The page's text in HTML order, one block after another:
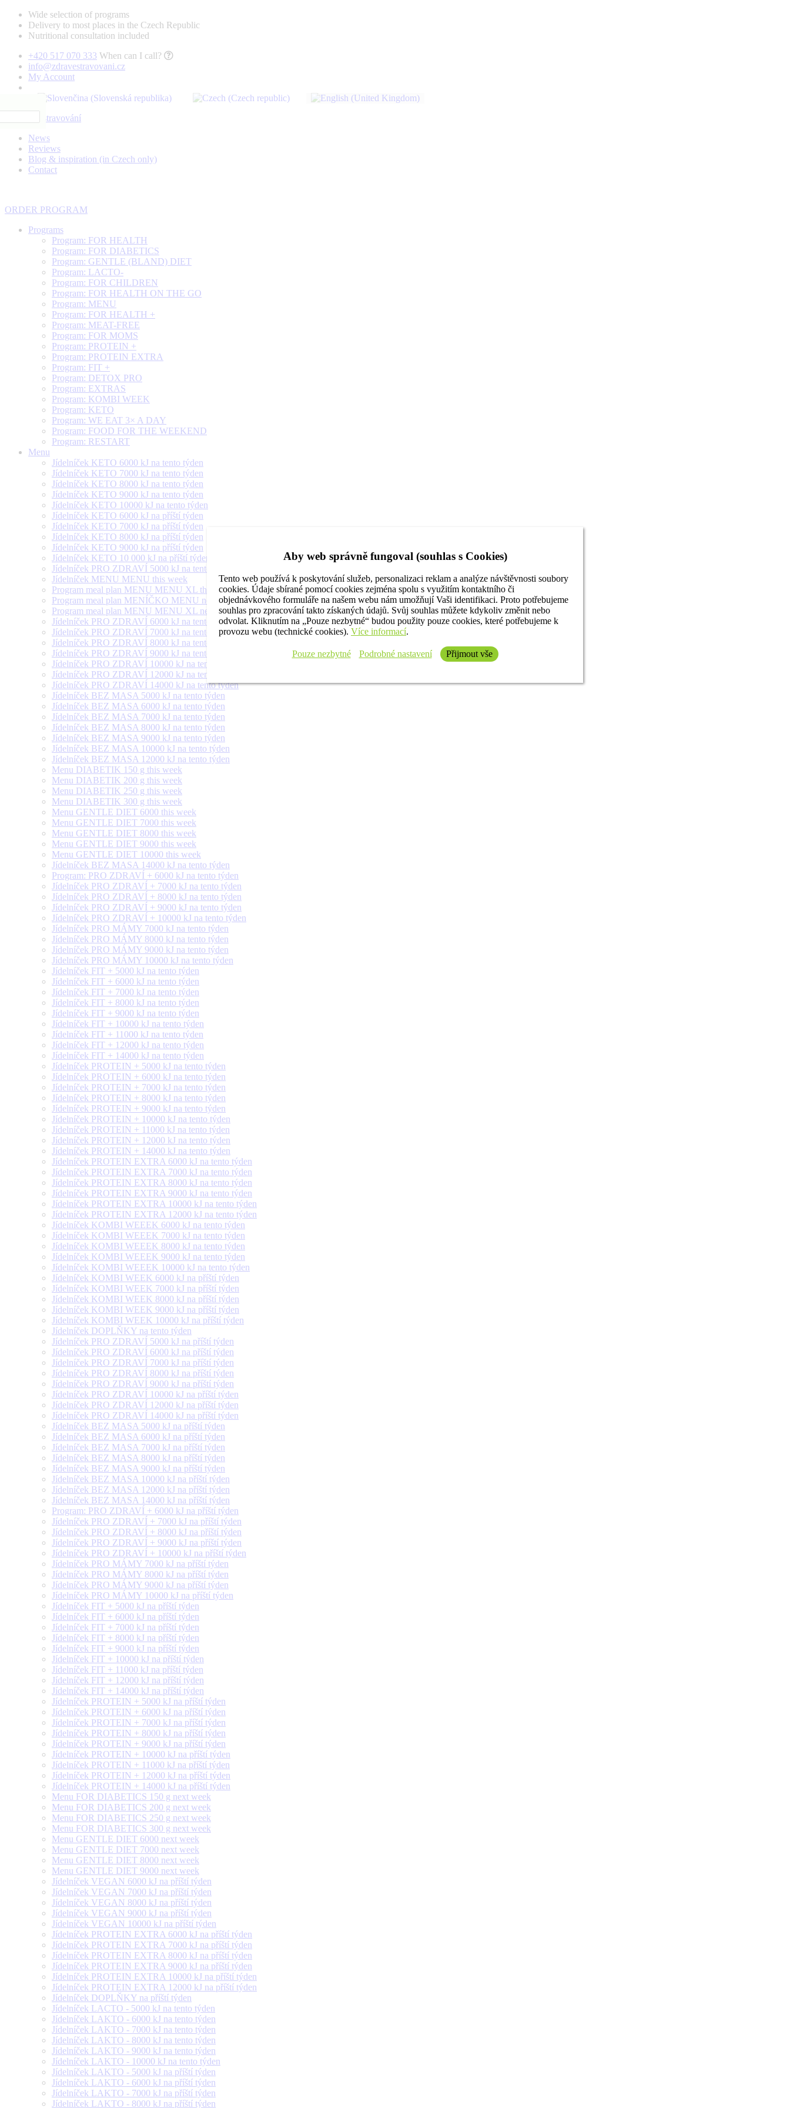
Aby web správně fungoval (souhlas s Cookies)
Tento web používá k poskytování služeb, personalizaci reklam a analýze návštěvnosti soubory
cookies. Údaje sbírané pomocí cookies zejména spolu s využitím kontaktního či
objednávkového formuláře na našem webu nám umožňují Vaši identifikaci. Proto potřebujeme
souhlas pro zpracování takto získaných údajů. Svůj souhlas můžete kdykoliv změnit nebo
odvolat. Kliknutím na „Pouze nezbytné“ budou použity pouze cookies, které potřebujeme k
provozu webu (technické cookies). Více informací.
Pouze nezbytné Podrobné nastavení Přijmout vše
Wide selection of programs
Delivery to most places in the Czech Republic
Nutritional consultation included
+420 517 070 333 When can I call?
info@zdravestravovani.cz
My Account
News
Reviews
Blog & inspiration (in Czech only)
Contact
ORDER PROGRAM
Programs
Program: FOR HEALTH
Program: FOR DIABETICS
Program: GENTLE (BLAND) DIET
Program: LACTO-
Program: FOR CHILDREN
Program: FOR HEALTH ON THE GO
Program: MENU
Program: FOR HEALTH +
Program: MEAT-FREE
Program: FOR MOMS
Program: PROTEIN +
Program: PROTEIN EXTRA
Program: FIT +
Program: DETOX PRO
Program: EXTRAS
Program: KOMBI WEEK
Program: KETO
Program: WE EAT 3× A DAY
Program: FOOD FOR THE WEEKEND
Program: RESTART
Menu
Jídelníček KETO 6000 kJ na tento týden
Jídelníček KETO 7000 kJ na tento týden
Jídelníček KETO 8000 kJ na tento týden
Jídelníček KETO 9000 kJ na tento týden
Jídelníček KETO 10000 kJ na tento týden
Jídelníček KETO 6000 kJ na příští týden
Jídelníček KETO 7000 kJ na příští týden
Jídelníček KETO 8000 kJ na příští týden
Jídelníček KETO 9000 kJ na příští týden
Jídelníček KETO 10 000 kJ na příští týden
Jídelníček PRO ZDRAVÍ 5000 kJ na tento týden
Jídelníček MENU MENU this week
Program meal plan MENU MENU XL this week
Program meal plan MENÍČKO MENU next week
Program meal plan MENU MENU XL next week
Jídelníček PRO ZDRAVÍ 6000 kJ na tento týden
Jídelníček PRO ZDRAVÍ 7000 kJ na tento týden
Jídelníček PRO ZDRAVÍ 8000 kJ na tento týden
Jídelníček PRO ZDRAVÍ 9000 kJ na tento týden
Jídelníček PRO ZDRAVÍ 10000 kJ na tento týden
Jídelníček PRO ZDRAVÍ 12000 kJ na tento týden
Jídelníček PRO ZDRAVÍ 14000 kJ na tento týden
Jídelníček BEZ MASA 5000 kJ na tento týden
Jídelníček BEZ MASA 6000 kJ na tento týden
Jídelníček BEZ MASA 7000 kJ na tento týden
Jídelníček BEZ MASA 8000 kJ na tento týden
Jídelníček BEZ MASA 9000 kJ na tento týden
Jídelníček BEZ MASA 10000 kJ na tento týden
Jídelníček BEZ MASA 12000 kJ na tento týden
Menu DIABETIK 150 g this week
Menu DIABETIK 200 g this week
Menu DIABETIK 250 g this week
Menu DIABETIK 300 g this week
Menu GENTLE DIET 6000 this week
Menu GENTLE DIET 7000 this week
Menu GENTLE DIET 8000 this week
Menu GENTLE DIET 9000 this week
Menu GENTLE DIET 10000 this week
Jídelníček BEZ MASA 14000 kJ na tento týden
Program: PRO ZDRAVÍ + 6000 kJ na tento týden
Jídelníček PRO ZDRAVÍ + 7000 kJ na tento týden
Jídelníček PRO ZDRAVÍ + 8000 kJ na tento týden
Jídelníček PRO ZDRAVÍ + 9000 kJ na tento týden
Jídelníček PRO ZDRAVÍ + 10000 kJ na tento týden
Jídelníček PRO MÁMY 7000 kJ na tento týden
Jídelníček PRO MÁMY 8000 kJ na tento týden
Jídelníček PRO MÁMY 9000 kJ na tento týden
Jídelníček PRO MÁMY 10000 kJ na tento týden
Jídelníček FIT + 5000 kJ na tento týden
Jídelníček FIT + 6000 kJ na tento týden
Jídelníček FIT + 7000 kJ na tento týden
Jídelníček FIT + 8000 kJ na tento týden
Jídelníček FIT + 9000 kJ na tento týden
Jídelníček FIT + 10000 kJ na tento týden
Jídelníček FIT + 11000 kJ na tento týden
Jídelníček FIT + 12000 kJ na tento týden
Jídelníček FIT + 14000 kJ na tento týden
Jídelníček PROTEIN + 5000 kJ na tento týden
Jídelníček PROTEIN + 6000 kJ na tento týden
Jídelníček PROTEIN + 7000 kJ na tento týden
Jídelníček PROTEIN + 8000 kJ na tento týden
Jídelníček PROTEIN + 9000 kJ na tento týden
Jídelníček PROTEIN + 10000 kJ na tento týden
Jídelníček PROTEIN + 11000 kJ na tento týden
Jídelníček PROTEIN + 12000 kJ na tento týden
Jídelníček PROTEIN + 14000 kJ na tento týden
Jídelníček PROTEIN EXTRA 6000 kJ na tento týden
Jídelníček PROTEIN EXTRA 7000 kJ na tento týden
Jídelníček PROTEIN EXTRA 8000 kJ na tento týden
Jídelníček PROTEIN EXTRA 9000 kJ na tento týden
Jídelníček PROTEIN EXTRA 10000 kJ na tento týden
Jídelníček PROTEIN EXTRA 12000 kJ na tento týden
Jídelníček KOMBI WEEEK 6000 kJ na tento týden
Jídelníček KOMBI WEEEK 7000 kJ na tento týden
Jídelníček KOMBI WEEEK 8000 kJ na tento týden
Jídelníček KOMBI WEEEK 9000 kJ na tento týden
Jídelníček KOMBI WEEEK 10000 kJ na tento týden
Jídelníček KOMBI WEEK 6000 kJ na příští týden
Jídelníček KOMBI WEEK 7000 kJ na příští týden
Jídelníček KOMBI WEEK 8000 kJ na příští týden
Jídelníček KOMBI WEEK 9000 kJ na příští týden
Jídelníček KOMBI WEEK 10000 kJ na příští týden
Jídelníček DOPLŇKY na tento týden
Jídelníček PRO ZDRAVÍ 5000 kJ na příští týden
Jídelníček PRO ZDRAVÍ 6000 kJ na příští týden
Jídelníček PRO ZDRAVÍ 7000 kJ na příští týden
Jídelníček PRO ZDRAVÍ 8000 kJ na příští týden
Jídelníček PRO ZDRAVÍ 9000 kJ na příští týden
Jídelníček PRO ZDRAVÍ 10000 kJ na příští týden
Jídelníček PRO ZDRAVÍ 12000 kJ na příští týden
Jídelníček PRO ZDRAVÍ 14000 kJ na příští týden
Jídelníček BEZ MASA 5000 kJ na příští týden
Jídelníček BEZ MASA 6000 kJ na příští týden
Jídelníček BEZ MASA 7000 kJ na příští týden
Jídelníček BEZ MASA 8000 kJ na příští týden
Jídelníček BEZ MASA 9000 kJ na příští týden
Jídelníček BEZ MASA 10000 kJ na příští týden
Jídelníček BEZ MASA 12000 kJ na příští týden
Jídelníček BEZ MASA 14000 kJ na příští týden
Program: PRO ZDRAVÍ + 6000 kJ na příští týden
Jídelníček PRO ZDRAVÍ + 7000 kJ na příští týden
Jídelníček PRO ZDRAVÍ + 8000 kJ na příští týden
Jídelníček PRO ZDRAVÍ + 9000 kJ na příští týden
Jídelníček PRO ZDRAVÍ + 10000 kJ na příští týden
Jídelníček PRO MÁMY 7000 kJ na příští týden
Jídelníček PRO MÁMY 8000 kJ na příští týden
Jídelníček PRO MÁMY 9000 kJ na příští týden
Jídelníček PRO MÁMY 10000 kJ na příští týden
Jídelníček FIT + 5000 kJ na příští týden
Jídelníček FIT + 6000 kJ na příští týden
Jídelníček FIT + 7000 kJ na příští týden
Jídelníček FIT + 8000 kJ na příští týden
Jídelníček FIT + 9000 kJ na příští týden
Jídelníček FIT + 10000 kJ na příští týden
Jídelníček FIT + 11000 kJ na příští týden
Jídelníček FIT + 12000 kJ na příští týden
Jídelníček FIT + 14000 kJ na příští týden
Jídelníček PROTEIN + 5000 kJ na příští týden
Jídelníček PROTEIN + 6000 kJ na příští týden
Jídelníček PROTEIN + 7000 kJ na příští týden
Jídelníček PROTEIN + 8000 kJ na příští týden
Jídelníček PROTEIN + 9000 kJ na příští týden
Jídelníček PROTEIN + 10000 kJ na příští týden
Jídelníček PROTEIN + 11000 kJ na příští týden
Jídelníček PROTEIN + 12000 kJ na příští týden
Jídelníček PROTEIN + 14000 kJ na příští týden
Menu FOR DIABETICS 150 g next week
Menu FOR DIABETICS 200 g next week
Menu FOR DIABETICS 250 g next week
Menu FOR DIABETICS 300 g next week
Menu GENTLE DIET 6000 next week
Menu GENTLE DIET 7000 next week
Menu GENTLE DIET 8000 next week
Menu GENTLE DIET 9000 next week
Jídelníček VEGAN 6000 kJ na příští týden
Jídelníček VEGAN 7000 kJ na příští týden
Jídelníček VEGAN 8000 kJ na příští týden
Jídelníček VEGAN 9000 kJ na příští týden
Jídelníček VEGAN 10000 kJ na příští týden
Jídelníček PROTEIN EXTRA 6000 kJ na příští týden
Jídelníček PROTEIN EXTRA 7000 kJ na příští týden
Jídelníček PROTEIN EXTRA 8000 kJ na příští týden
Jídelníček PROTEIN EXTRA 9000 kJ na příští týden
Jídelníček PROTEIN EXTRA 10000 kJ na příští týden
Jídelníček PROTEIN EXTRA 12000 kJ na příští týden
Jídelníček DOPLŇKY na příští týden
Jídelníček LACTO - 5000 kJ na tento týden
Jídelníček LAKTO - 6000 kJ na tento týden
Jídelníček LAKTO - 7000 kJ na tento týden
Jídelníček LAKTO - 8000 kJ na tento týden
Jídelníček LAKTO - 9000 kJ na tento týden
Jídelníček LAKTO - 10000 kJ na tento týden
Jídelníček LAKTO - 5000 kJ na příští týden
Jídelníček LAKTO - 6000 kJ na příští týden
Jídelníček LAKTO - 7000 kJ na příští týden
Jídelníček LAKTO - 8000 kJ na příští týden